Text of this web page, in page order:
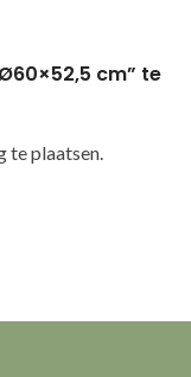
cm” te
te plaatsen.